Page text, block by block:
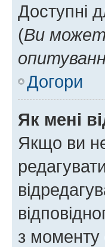
Доступні
(Ви
Догори
Як мені
Якщо ви
з моменту